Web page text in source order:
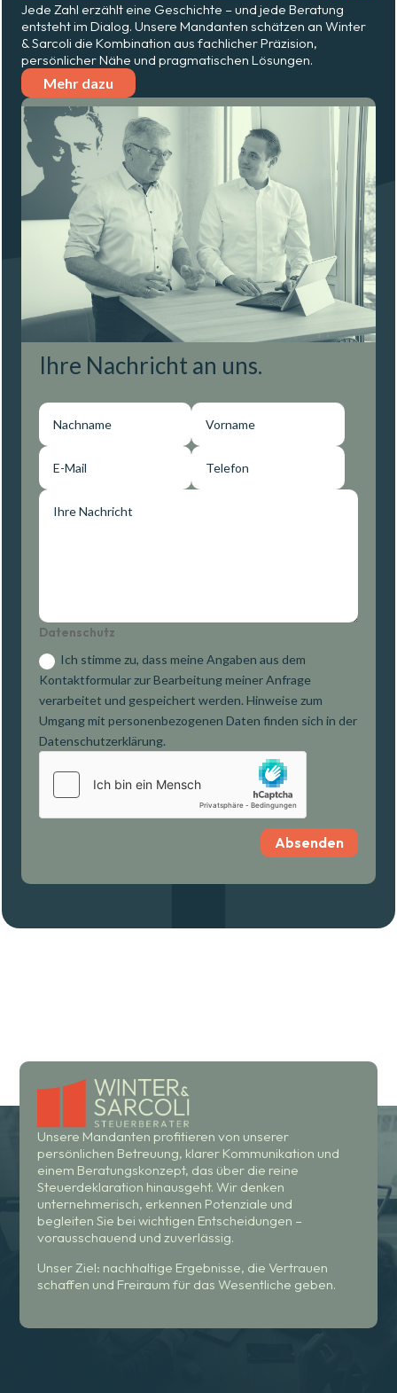
Jede Zahl erzählt eine Geschichte – und jede Beratung
entsteht im Dialog. Unsere Mandanten schätzen an Winter
& Sarcoli die Kombination aus fachlicher Präzision,
persönlicher Nähe und pragmatischen Lösungen.
Mehr dazu
Ihre Nachricht an uns.
Datenschutz
Ich stimme zu, dass meine Angaben aus dem
Kontaktformular zur Bearbeitung meiner Anfrage
verarbeitet und gespeichert werden. Hinweise zum
Umgang mit personenbezogenen Daten finden sich in der
Datenschutzerklärung.
Absenden
Unsere Mandanten profitieren von unserer
persönlichen Betreuung, klarer Kommunikation und
einem Beratungskonzept, das über die reine
Steuerdeklaration hinausgeht. Wir denken
unternehmerisch, erkennen Potenziale und
begleiten Sie bei wichtigen Entscheidungen –
vorausschauend und zuverlässig.
Unser Ziel: nachhaltige Ergebnisse, die Vertrauen
schaffen und Freiraum für das Wesentliche geben.